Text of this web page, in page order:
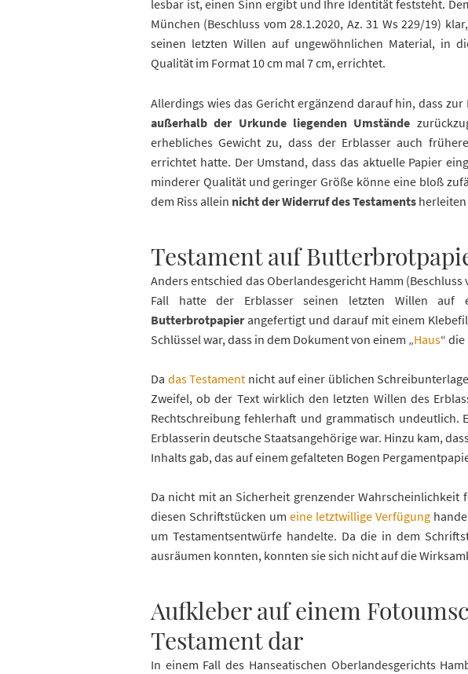
lesbar ist, einen Sinn ergibt und Ihre Identität feststeht.
München (Beschluss vom 28.1.2020, Az. 31 Ws 229/19)
seinen letzten Willen auf ungewöhnlichen Material, in
Qualität im Format 10 cm mal 7 cm, errichtet.
Allerdings wies das Gericht ergänzend darauf hin, dass
außerhalb der Urkunde liegenden Umstände
erhebliches Gewicht zu, dass der Erblasser auch
errichtet hatte. Der Umstand, dass das aktuelle Papier
minderer Qualität und geringer Größe könne eine bloß
dem Riss allein nicht der Widerruf des Testaments herleiten
Testament auf
Anders entschied das Oberlandesgericht Hamm (Beschluss
Fall hatte der Erblasser seinen letzten Willen auf
Butterbrotpapierangefertigt und darauf mit einem
Schlüssel war, dass in dem Dokument von einem „Haus“ die
Da das Testament nicht auf einer üblichen
Zweifel, ob der Text wirklich den letzten Willen des
Rechtschreibung fehlerhaft und grammatisch undeutlich.
Erblasserin deutsche Staatsangehörige war. Hinzu kam,
Inhalts gab, das auf einem gefalteten Bogen
Da nicht mit an Sicherheit grenzender Wahrscheinlichkeit
diesen Schriftstücken umeine letztwillige Verfügung
um Testamentsentwürfe handelte. Da die in dem
ausräumen konnten, konnten sie sich nicht auf die
Aufkleber auf einem
Testament dar
In einem Fall des Hanseatischen Oberlandesgerichts